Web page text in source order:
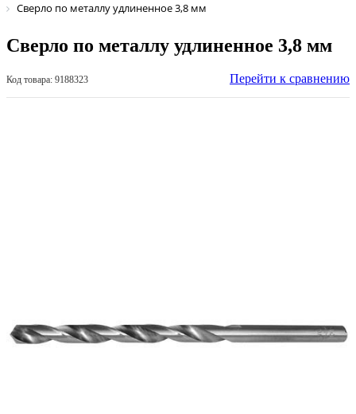
Сверло по металлу удлиненное 3,8 мм
Сверло по металлу удлиненное 3,8 мм
Код товара: 9188323 Перейти к сравнению